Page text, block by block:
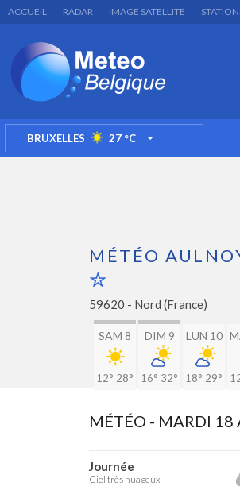
ACCUEIL RADAR IMAGE SATELLITE
BRUXELLES 27°C TOGGLE
MÉTÉO
59620 - Nord (France)
SAM 8
12° 28°
DIM 9
16° 32°
LUN 10
18° 29°
MÉTÉO - MARDI 18
Journée
Ciel très nuageux